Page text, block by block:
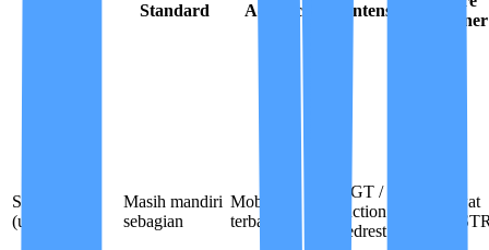
Standard Advanced Intensive
Partner
Stroke stabil
(usia <60 th)
Masih mandiri
sebagian
Mobilitas
terbatas
NGT /
suction /
bedrest total
Perawat
Non